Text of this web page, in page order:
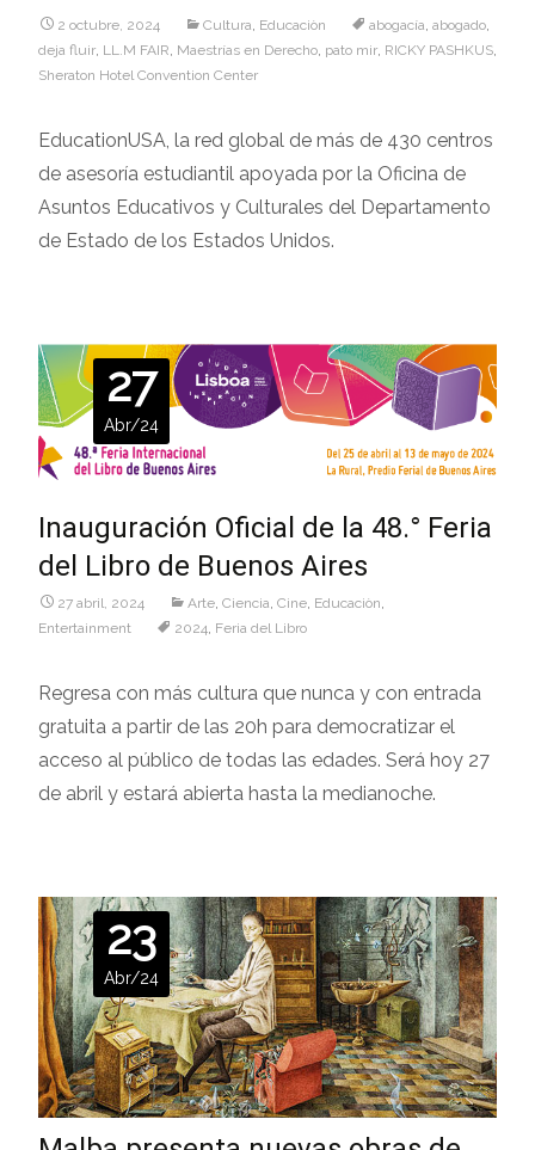
2 octubre, 2024 Cultura Educaciòn abogacía abogado
deja fluir LL.M FAIR Maestrías en Derecho pato mir RICKY PASHKUS
Sheraton Hotel Convention Center
EducationUSA, la red global de más de 430 centros
de asesoría estudiantil apoyada por la Oficina de
Asuntos Educativos y Culturales del Departamento
de Estado de los Estados Unidos.
27
Abr/24
Inauguración Oficial de la 48.° Feria
del Libro de Buenos Aires
27 abril, 2024 Arte Ciencia Cine Educaciòn
Entertainment
2024 Feria del Libro
Regresa con más cultura que nunca y con entrada
gratuita a partir de las 20h para democratizar el
acceso al público de todas las edades. Será hoy 27
de abril y estará abierta hasta la medianoche.
23
Abr/24